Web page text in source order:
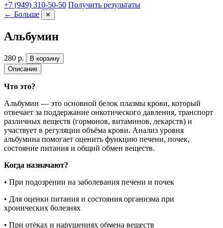
+7 (949) 310-50-50 Получить результаты
← Больше
✕
Альбумин
280 р.
В корзину
Описание
Что это?
Альбумин — это основной белок плазмы крови, который
отвечает за поддержание онкотического давления, транспорт
различных веществ (гормонов, витаминов, лекарств) и
участвует в регуляции объёма крови. Анализ уровня
альбумина помогает оценить функцию печени, почек,
состояние питания и общий обмен веществ.
Когда назначают?
• При подозрении на заболевания печени и почек
• Для оценки питания и состояния организма при
хронических болезнях
• При отёках и нарушениях обмена веществ